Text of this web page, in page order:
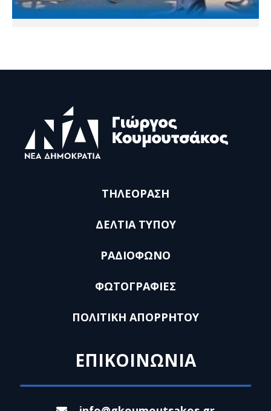
ΤΗΛΕΟΡΑΣΗ
ΔΕΛΤΙΑ ΤΥΠΟΥ
ΡΑΔΙΟΦΩΝΟ
ΦΩΤΟΓΡΑΦΙΕΣ
ΠΟΛΙΤΙΚΗ ΑΠΟΡΡΗΤΟΥ
ΕΠΙΚΟΙΝΩΝΙΑ